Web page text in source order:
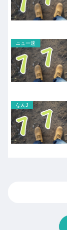
ニュー速
なんJ